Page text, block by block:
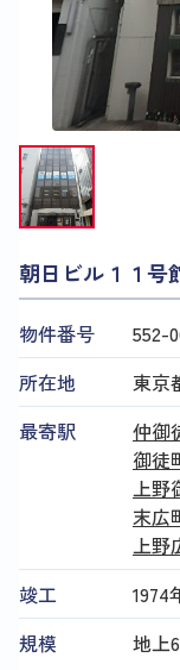
朝日ビル１１号
物件番号
552​-​
所在地
東京
最寄駅
仲御
御徒
上野
末広
上野
竣工
1974
規模
地上